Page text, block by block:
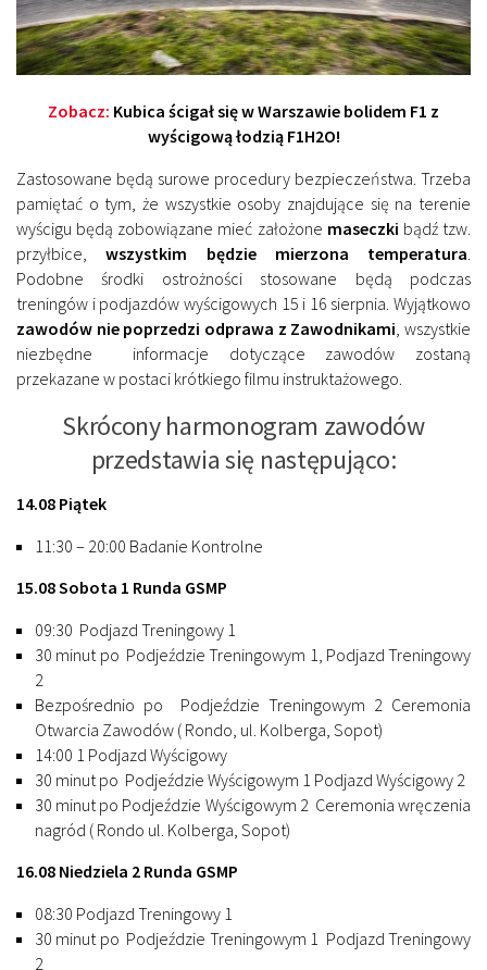
Zobacz: Kubica ścigał się w Warszawie bolidem F1 z
wyścigową łodzią F1H2O!
Zastosowane będą surowe procedury bezpieczeństwa. Trzeba
pamiętać o tym, że wszystkie osoby znajdujące się na terenie
wyścigu będą zobowiązane mieć założone maseczki bądź tzw.
przyłbice,wszystkim będzie mierzona temperatura.
Podobne środki ostrożności stosowane będą podczas
treningów i podjazdów wyścigowych 15 i 16 sierpnia. Wyjątkowo
zawodów nie poprzedzi odprawa z Zawodnikami, wszystkie
niezbędne informacje dotyczące zawodów zostaną
przekazane w postaci krótkiego filmu instruktażowego.
Skrócony harmonogram zawodów
przedstawia się następująco:
14.08 Piątek
11:30 – 20:00 Badanie Kontrolne
15.08 Sobota 1 Runda GSMP
09:30 Podjazd Treningowy 1
30 minut po Podjeździe Treningowym 1, Podjazd Treningowy
2
Bezpośrednio po Podjeździe Treningowym 2 Ceremonia
Otwarcia Zawodów ( Rondo, ul. Kolberga, Sopot)
14:00 1 Podjazd Wyścigowy
30 minut po Podjeździe Wyścigowym 1 Podjazd Wyścigowy 2
30 minut po Podjeździe Wyścigowym 2 Ceremonia wręczenia
nagród ( Rondo ul. Kolberga, Sopot)
16.08 Niedziela 2 Runda GSMP
08:30 Podjazd Treningowy 1
30 minut po Podjeździe Treningowym 1 Podjazd Treningowy
2